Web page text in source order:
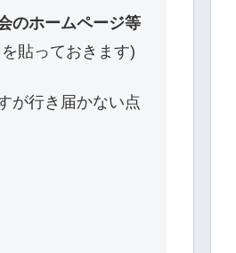
のホームページ等
貼っておきます)
が行き届かない点